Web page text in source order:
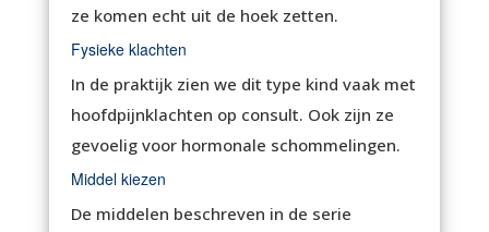
ze komen echt uit de hoek zetten.
Fysieke klachten
In de praktijk zien we dit type kind vaak met
hoofdpijnklachten op consult. Ook zijn ze
gevoelig voor hormonale schommelingen.
Middel kiezen
De middelen beschreven in de serie